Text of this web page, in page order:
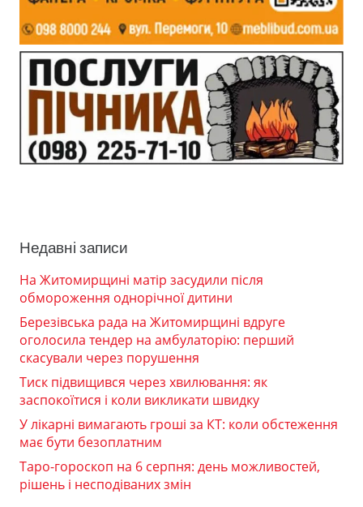
Недавні записи
На Житомирщині матір засудили після
обмороження однорічної дитини
Березівська рада на Житомирщині вдруге
оголосила тендер на амбулаторію: перший
скасували через порушення
Тиск підвищився через хвилювання: як
заспокоїтися і коли викликати швидку
У лікарні вимагають гроші за КТ: коли обстеження
має бути безоплатним
Таро-гороскоп на 6 серпня: день можливостей,
рішень і несподіваних змін